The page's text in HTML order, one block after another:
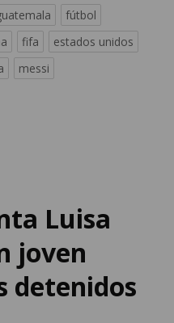
fútbol
fifa
estados unidos
messi
Luisa
joven
detenidos